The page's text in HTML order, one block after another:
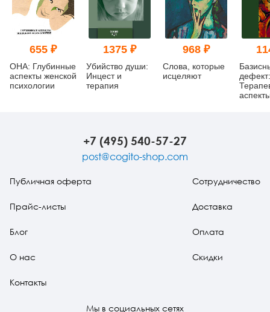
655 ₽
ОНА: Глубинные
аспекты женской
психологии
1375 ₽
Убийство души:
Инцест и
терапия
968 ₽
Слова, которые
исцеляют
дефект:
+7 (495) 540-57-27
post@cogito-shop.com
Публичная оферта
Прайс-листы
Блог
О нас
Контакты
Сотрудничество
Доставка
Оплата
Скидки
Мы в социальных сетях